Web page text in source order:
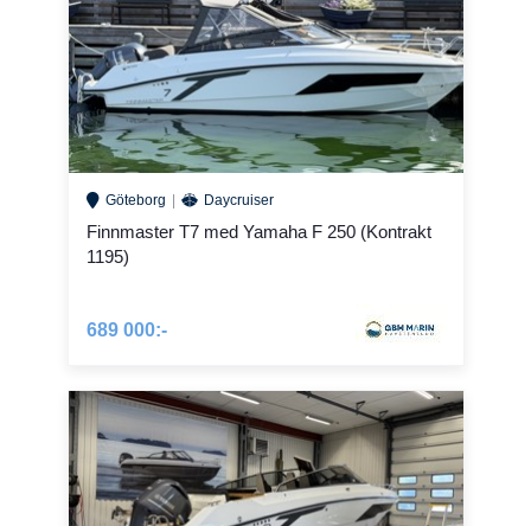
Göteborg Daycruiser
Finnmaster T7 med Yamaha F 250 (Kontrakt
1195)
689 000:-